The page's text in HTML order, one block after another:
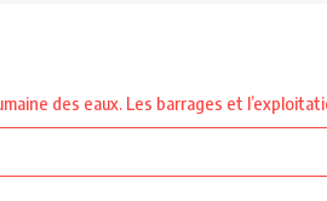
des eaux. Les barrages et